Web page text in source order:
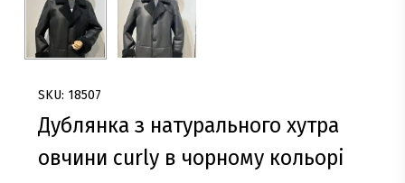
SKU: 18507
Дублянка з натурального хутра
овчини curly в чорному кольорі